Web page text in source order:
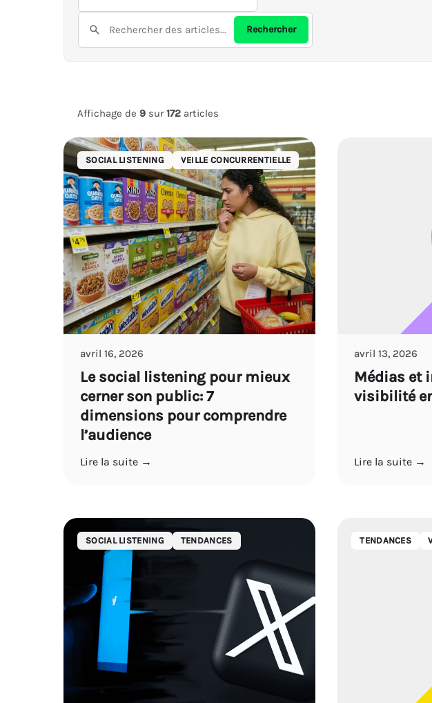
Sujets
Rechercher
Rechercher
Affichage de 9 sur172 articles
SOCIAL LISTENING VEILLE CONCURRENTIELLE
avril 16, 2026
Le social listening pour mieux
cerner son public: 7
dimensions pour comprendre
l’audience
Lire la suite →
avril 13, 2026
Médias et
visibilité
Lire la suite →
SOCIAL LISTENING TENDANCES TENDANCES